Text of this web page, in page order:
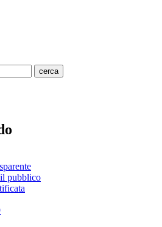
cerca
pubblico